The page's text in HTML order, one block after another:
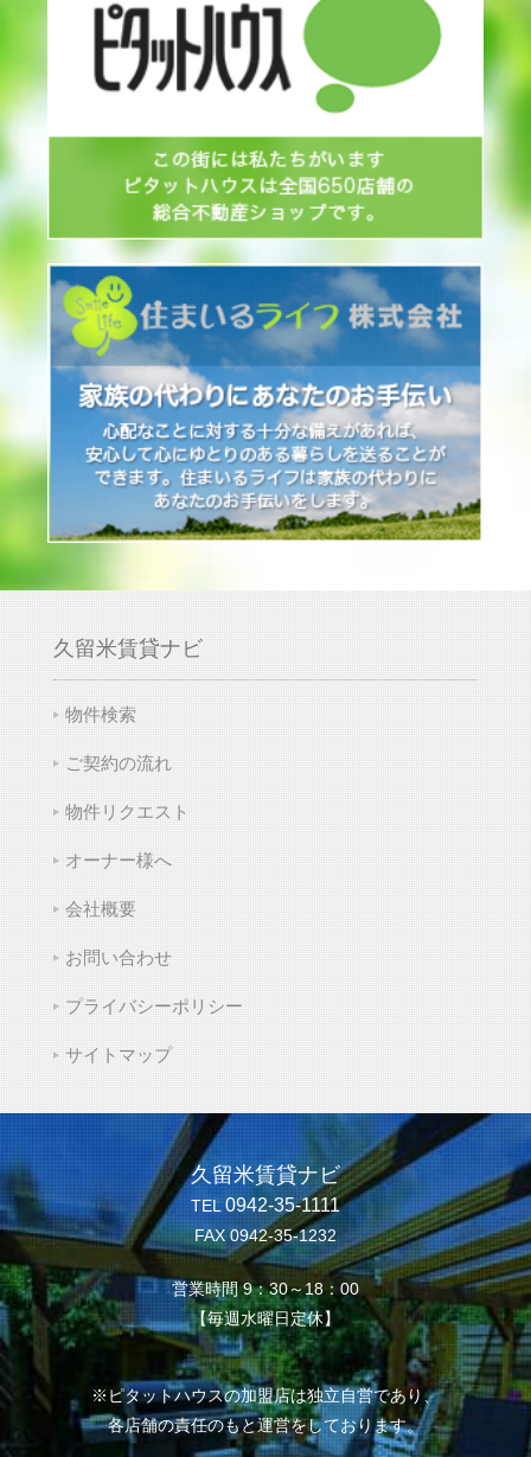
久留米賃貸ナビ
物件検索
ご契約の流れ
物件リクエスト
オーナー様へ
会社概要
お問い合わせ
プライバシーポリシー
サイトマップ
久留米賃貸ナビ
TEL 0942-35-1111
FAX 0942-35-1232
営業時間 9：30～18：00
【毎週水曜日定休】
※ピタットハウスの加盟店は独立自営であり、
各店舗の責任のもと運営をしております。